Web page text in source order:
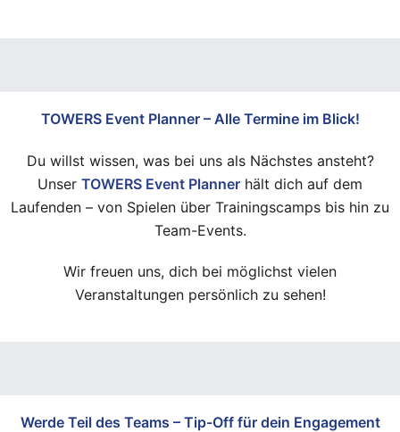
TOWERS Event Planner – Alle Termine im Blick!
Du willst wissen, was bei uns als Nächstes ansteht?
Unser TOWERS Event Planner hält dich auf dem
Laufenden – von Spielen über Trainingscamps bis hin zu
Team-Events.
Wir freuen uns, dich bei möglichst vielen
Veranstaltungen persönlich zu sehen!
Werde Teil des Teams – Tip-Off für dein Engagement